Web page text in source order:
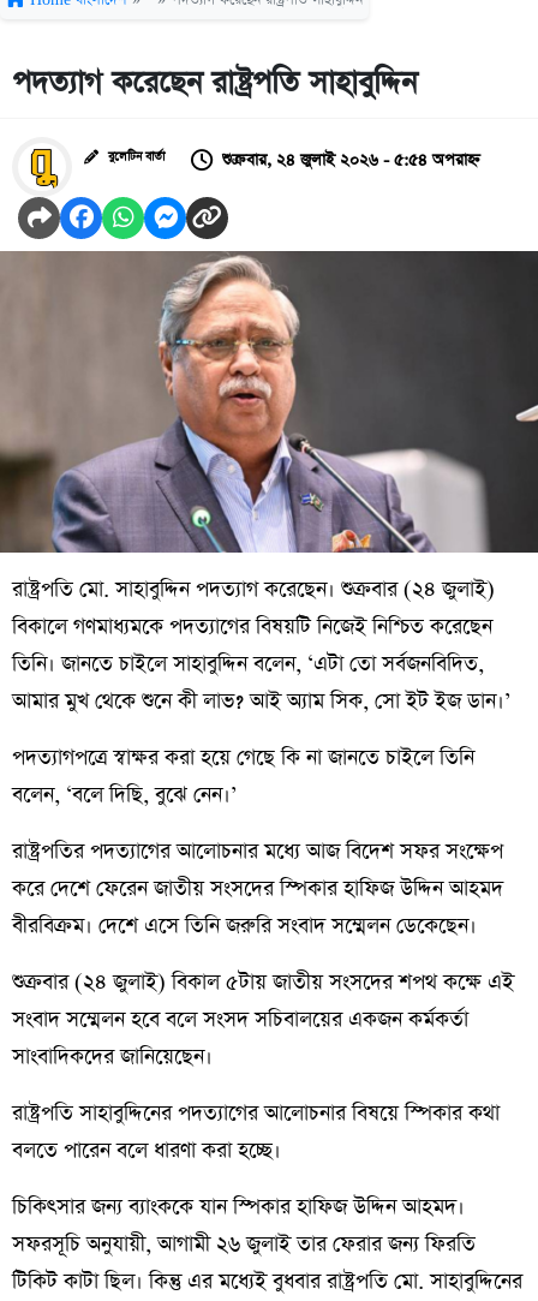
পদত্যাগ করেছেন রাষ্ট্রপতি সাহাবুদ্দিন
বুলেটিন বার্তা শুক্রবার, ২৪ জুলাই ২০২৬ - ৫:৫৪ অপরাহ্ন
রাষ্ট্রপতি মো. সাহাবুদ্দিন পদত্যাগ করেছেন। শুক্রবার (২৪ জুলাই)
বিকালে গণমাধ্যমকে পদত্যাগের বিষয়টি নিজেই নিশ্চিত করেছেন
তিনি। জানতে চাইলে সাহাবুদ্দিন বলেন, ‘এটা তো সর্বজনবিদিত,
আমার মুখ থেকে শুনে কী লাভ? আই অ্যাম সিক, সো ইট ইজ ডান।’
পদত্যাগপত্রে স্বাক্ষর করা হয়ে গেছে কি না জানতে চাইলে তিনি
বলেন, ‘বলে দিছি, বুঝে নেন।’
রাষ্ট্রপতির পদত্যাগের আলোচনার মধ্যে আজ বিদেশ সফর সংক্ষেপ
করে দেশে ফেরেন জাতীয় সংসদের স্পিকার হাফিজ উদ্দিন আহমদ
বীরবিক্রম। দেশে এসে তিনি জরুরি সংবাদ সম্মেলন ডেকেছেন।
শুক্রবার (২৪ জুলাই) বিকাল ৫টায় জাতীয় সংসদের শপথ কক্ষে এই
সংবাদ সম্মেলন হবে বলে সংসদ সচিবালয়ের একজন কর্মকর্তা
সাংবাদিকদের জানিয়েছেন।
রাষ্ট্রপতি সাহাবুদ্দিনের পদত্যাগের আলোচনার বিষয়ে স্পিকার কথা
বলতে পারেন বলে ধারণা করা হচ্ছে।
চিকিৎসার জন্য ব্যাংককে যান স্পিকার হাফিজ উদ্দিন আহমদ।
সফরসূচি অনুযায়ী, আগামী ২৬ জুলাই তার ফেরার জন্য ফিরতি
টিকিট কাটা ছিল। কিন্তু এর মধ্যেই বুধবার রাষ্ট্রপতি মো. সাহাবুদ্দিনের